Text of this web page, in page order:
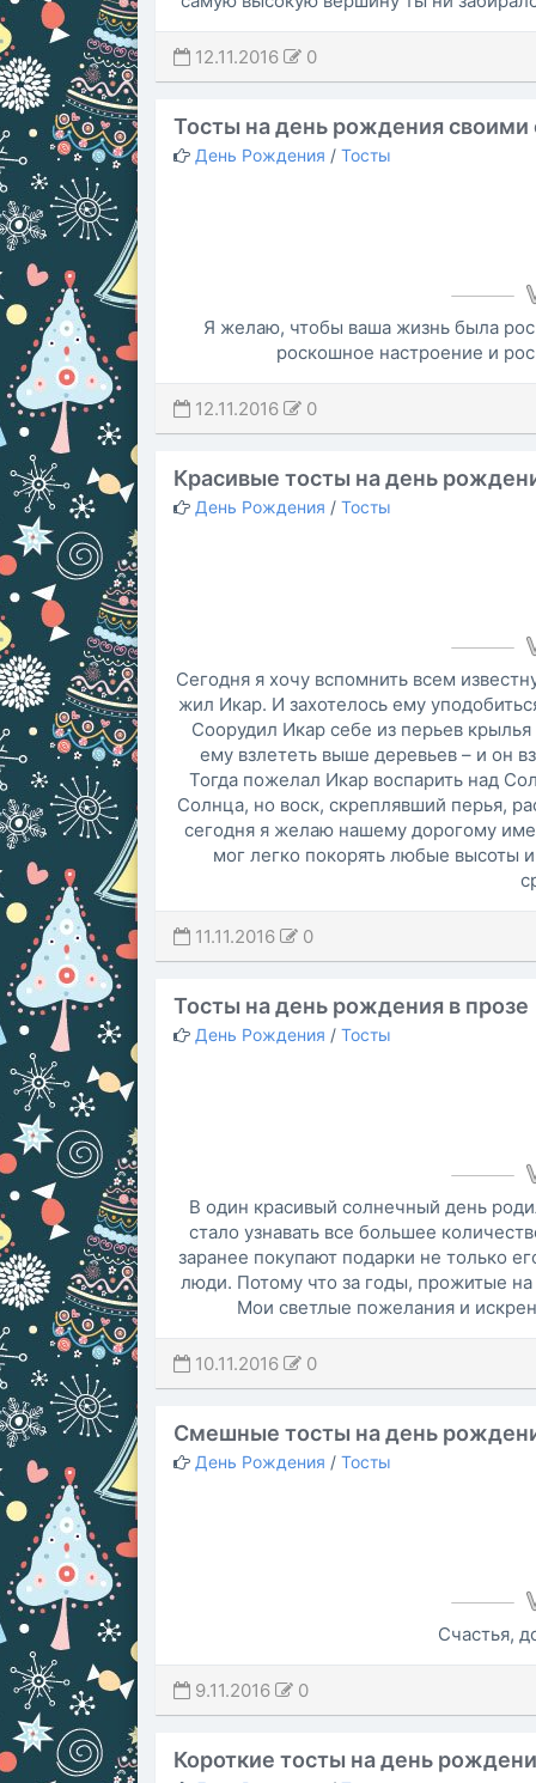
12.11.2016 0
Тосты на день рождения своими
День Рождения / Тосты
Я желаю, чтобы ваша жизнь была
роскошное настроение и
12.11.2016 0
Красивые тосты на день
День Рождения / Тосты
Сегодня я хочу вспомнить всем
жил Икар. И захотелось ему
Соорудил Икар себе из перьев
ему взлететь выше деревьев – и он
Тогда пожелал Икар воспарить над
Солнца, но воск, скреплявший перья,
сегодня я желаю нашему дорогому
мог легко покорять любые высоты
11.11.2016 0
Тосты на день рождения в прозе
День Рождения / Тосты
В один красивый солнечный день
стало узнавать все большее
заранее покупают подарки не только
люди. Потому что за годы, прожитые
Мои светлые пожелания и
10.11.2016 0
Смешные тосты на день
День Рождения / Тосты
Счастья,
9.11.2016 0
Короткие тосты на день